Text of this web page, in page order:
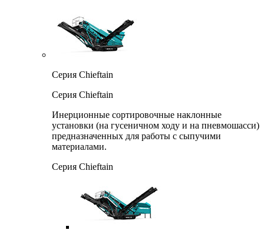
Серия Chieftain
Серия Chieftain
Инерционные сортировочные наклонные
установки (на гусеничном ходу и на пневмошасси)
предназначенных для работы с сыпучими
материалами.
Серия Chieftain